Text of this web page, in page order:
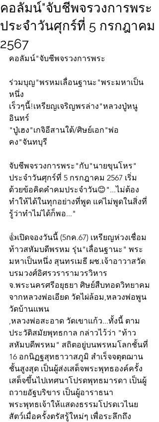
คอลัมน์"จับชีพจรวงการพระ
ประจำวันศุกร์ที่ 5 กรกฎาคม
2567
คอลัมน์"จับชีพจรวงการพระ
ร่วมบุญ"พรหมเลื่อนฐานะ"พระมหาเป็น
หนึ่ง
เร็วๆนี้!เหรียญเจริญพรล่าง"หลวงปู่หนู
อินทร์
"ปู่เฮง"เกจิอีสานใต้/ศิษย์เอก"พ่อ
คง"จันทบุรี
จับชีพจรวงการพระ"กับ"นายขุนโหร"
ประจำวันศุกร์ที่ 5 กรกฎาคม 2567 เริ่ม
ด้วยข้อคิดคำคมประจำวัน😊"...ไม่ต้อง
ทำให้ได้ในทุกอย่างที่พูด แค่ไม่พูดในสิ่งที่
รู้ว่าทำไม่ได้ก็พอ..."
👍เปิดจองวันนี้ (5กค.67) เหรียญห่วงเชื่อม
ท้าวสหัมบดีพรหม รุ่น"เลื่อนฐานะ" พระ
มหาเป็นหนึ่ง สุนทรเมธี ผช.เจ้าอาวาสวัด
บรมวงศ์อิศรวรารามวรวิหาร
จ.พระนครศรีอยุธยา ศิษย์สืบทอดวิทยาคม
จากหลวงพ่อเอียด วัดไผ่ล้อม,หลวงพ่อพูน
วัดบ้านแพน
,หลวงพ่อสะอาด วัดเขาแก้ว...ทั้งนี้ ตาม
ประวัติสมัยพุทธกาล กล่าวไว้ว่า "ท้าว
สหัมบดีพรหม" สถิตอยู่บนพรหมโลกชั้นที่
16 อกนิฏฐสุทธาวาสภูมิ สำเร็จจตุตฌาน
ชั้นสูงสุด เป็นผู้ส่งเสด็จพระพุทธองค์ครั้ง
เสด็จขึ้นไปเทศนาโปรดพุทธมารดา เป็นผู้
ถวายอัฐบริขาร เป็นผู้อาราธนา
พระพุทธเจ้าให้แสดงธรรมโปรดเวไนย
สัตว์เมื่อครั้งตรัสรู้ใหม่ๆ เพื่อระลึกถึง